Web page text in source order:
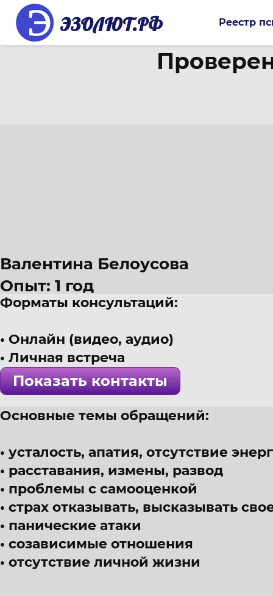
ЭЗОЛЮТ.РФ Реестр
Валентина Белоусова
Опыт: 1 год
38 лет
г. Челябинск
Психолог, мультимодальный
! Специалист проверен >>>
Форматы консультаций:
Онлайн (видео, аудио)
Личная встреча
Показать контакты
Основные темы обращений:
усталость, апатия, отсутствие
расставания, измены, развод
проблемы с самооценкой
страх отказывать, высказывать
панические атаки
созависимые отношения
отсутствие личной жизни